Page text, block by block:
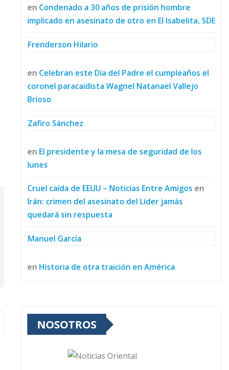
en Condenado a 30 años de prisión hombre
implicado en asesinato de otro en El Isabelita, SDE
Frenderson Hilario
en Celebran este Día del Padre el cumpleaños el
coronel paracaidista Wagnel Natanael Vallejo
Brioso
Zafiro Sánchez
en El presidente y la mesa de seguridad de los
lunes
Cruel caída de EEUU – Noticias Entre Amigos en
Irán: crimen del asesinato del Líder jamás
quedará sin respuesta
Manuel García
en Historia de otra traición en América
NOSOTROS